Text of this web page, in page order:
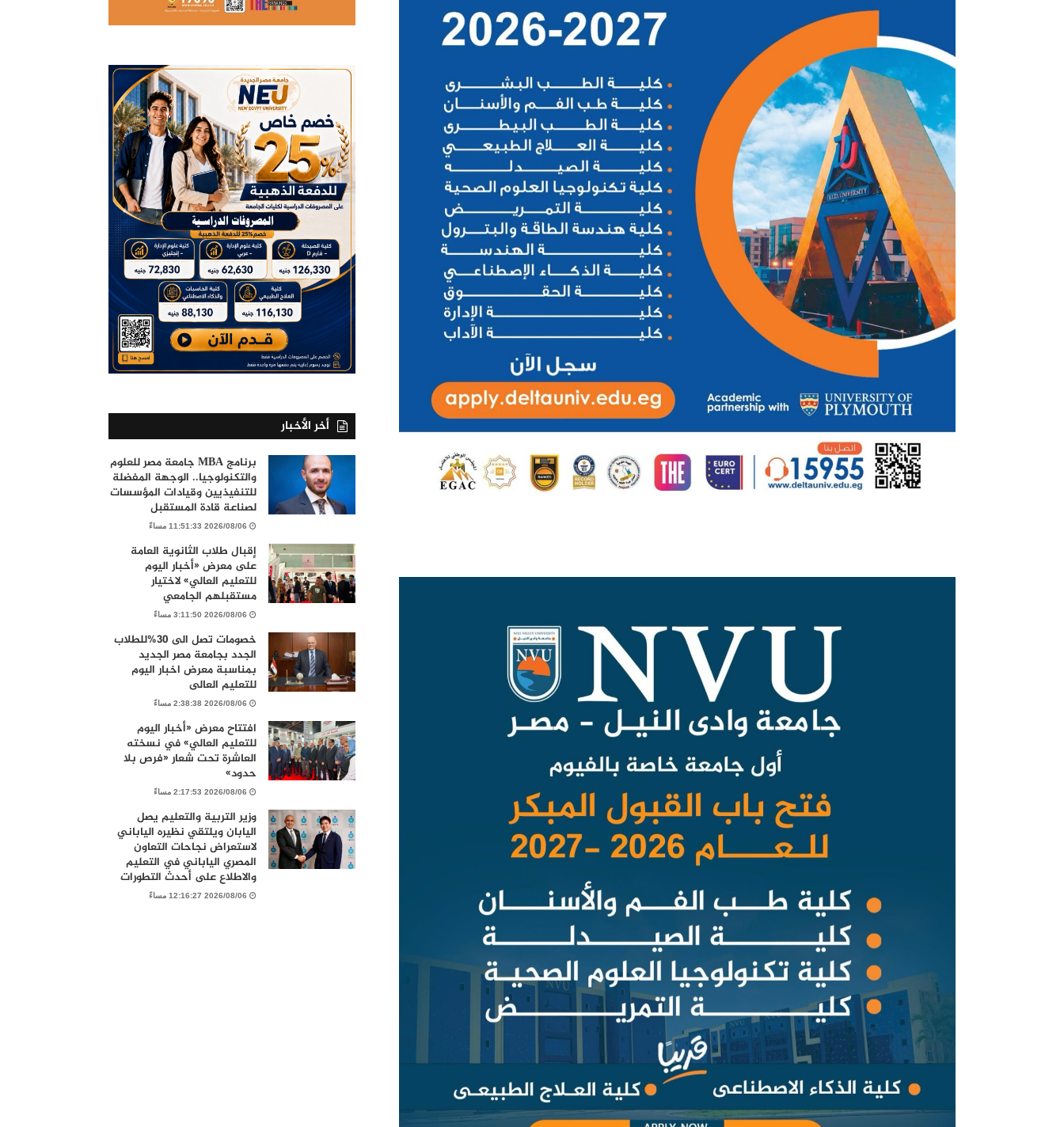
أخر الأخبار
برنامج MBA جامعة مصر للعلوم
والتكنولوجيا.. الوجهة المفضلة
للتنفيذيين وقيادات المؤسسات
لصناعة قادة المستقبل
2026/08/06 11:51:33 مساءً
إقبال طلاب الثانوية العامة
على معرض «أخبار اليوم
للتعليم العالي» لاختيار
مستقبلهم الجامعي
2026/08/06 3:11:50 مساءً
خصومات تصل الى 30%للطلاب
الجدد بجامعة مصر الجديد
بمناسبة معرض اخبار اليوم
للتعليم العالى
2026/08/06 2:38:38 مساءً
افتتاح معرض «أخبار اليوم
للتعليم العالي» في نسخته
العاشرة تحت شعار «فرص بلا
حدود»
2026/08/06 2:17:53 مساءً
وزير التربية والتعليم يصل
اليابان ويلتقي نظيره الياباني
لاستعراض نجاحات التعاون
المصري الياباني في التعليم
والاطلاع على أحدث التطورات
2026/08/06 12:16:27 مساءً